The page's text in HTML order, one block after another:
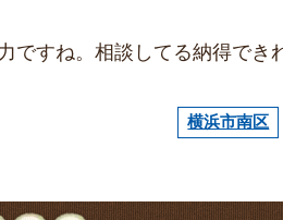
ですね。相談してる納得でき
横浜市南区